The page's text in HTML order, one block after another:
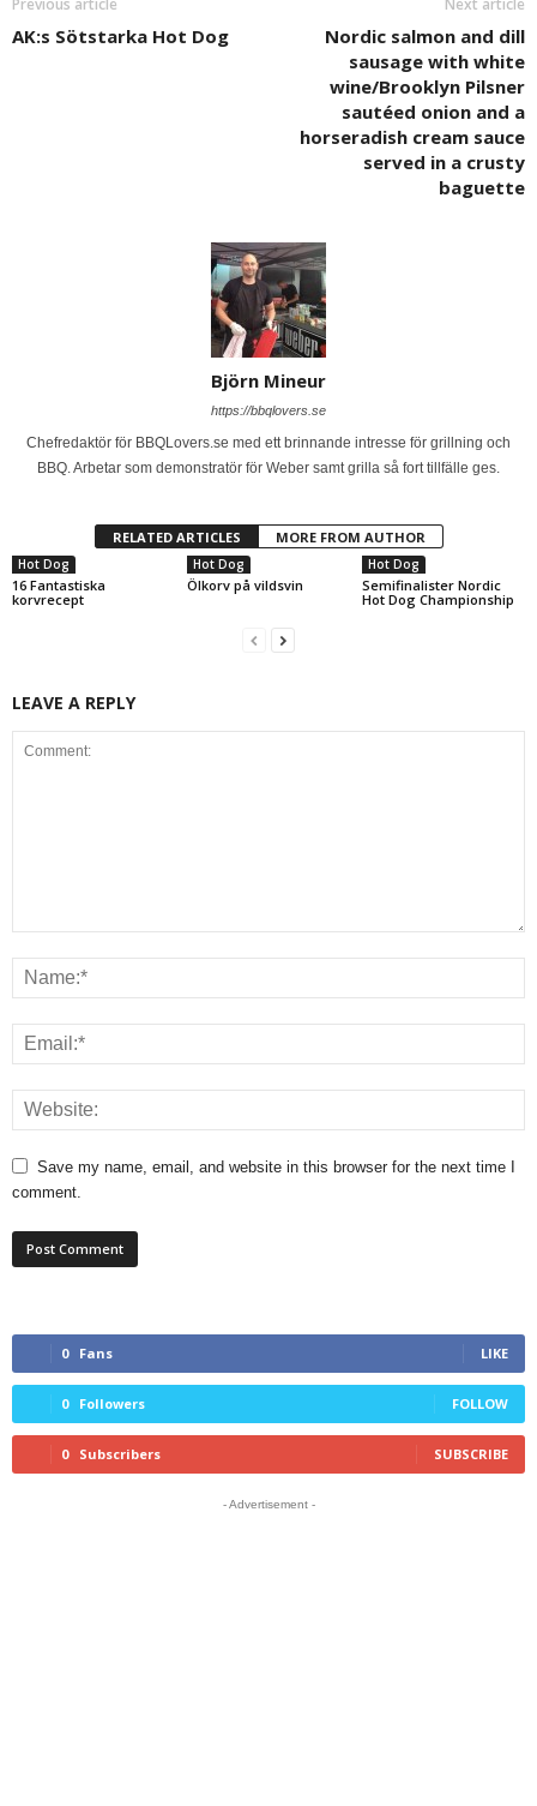
Previous article
AK:s Sötstarka Hot Dog
Next article
Nordic salmon and dill
sausage with white
wine/Brooklyn Pilsner
sautéed onion and a
horseradish cream sauce
served in a crusty
baguette
Björn Mineur
https://bbqlovers.se
Chefredaktör för BBQLovers.se med ett brinnande intresse för grillning och
BBQ. Arbetar som demonstratör för Weber samt grilla så fort tillfälle ges.
RELATED ARTICLES MORE FROM AUTHOR
Hot Dog
16 Fantastiska
korvrecept
Hot Dog
Ölkorv på vildsvin
Hot Dog
Semifinalister Nordic
Hot Dog Championship
LEAVE A REPLY
Save my name, email, and website in this browser for the next time I
comment.
0 Fans LIKE
0 Followers FOLLOW
0 Subscribers SUBSCRIBE
- Advertisement -